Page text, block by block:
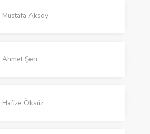
Mustafa Aksoy
Ahmet Şen
Hafize Öksüz